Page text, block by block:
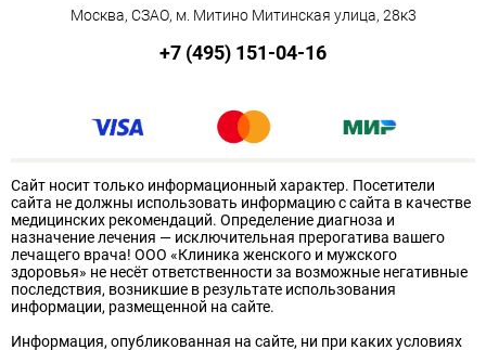
Москва, СЗАО, м. Митино Митинская улица, 28к3
+7 (495) 151-04-16
Сайт носит только информационный характер. Посетители
сайта не должны использовать информацию с сайта в качестве
медицинских рекомендаций. Определение диагноза и
назначение лечения — исключительная прерогатива вашего
лечащего врача! ООО «Клиника женского и мужского
здоровья» не несёт ответственности за возможные негативные
последствия, возникшие в результате использования
информации, размещенной на сайте.
Информация, опубликованная на сайте, ни при каких условиях